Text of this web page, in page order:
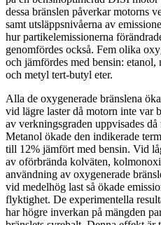
dessa bränslen påverkar motorns
samt utsläppsnivåerna av
hur partikelemissionerna
genomfördes också. Fem olika
och jämfördes med bensin:
och metyl tert-butyl eter.
Alla de oxygenerade bränslena
vid lägre laster då motorn inte var
av verkningsgraden uppvisades
Metanol ökade den indikerade
till 12% jämfört med bensin. Vid
av oförbrända kolväten,
användning av oxygenerade
vid medelhög last så ökade
flyktighet. De experimentella
har högre inverkan på mängden